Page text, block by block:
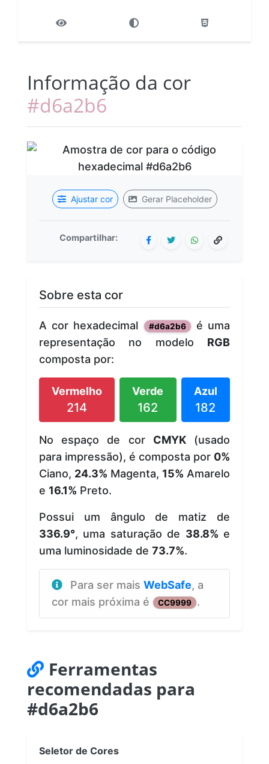
Informação da cor
#d6a2b6
Ajustar cor Gerar Placeholder
Compartilhar:
Sobre esta cor
A cor hexadecimal #d6a2b6 é uma
representação no modelo RGB
composta por:
Vermelho
214
Verde
162
Azul
182
No espaço de cor CMYK(usado
para impressão), é composta por 0%
Ciano, 24.3% Magenta, 15% Amarelo
e 16.1% Preto.
Possui um ângulo de matiz de
336.9°, uma saturação de 38.8% e
uma luminosidade de 73.7%.
Para ser mais WebSafe, a
cor mais próxima é
CC9999 .
Ferramentas
recomendadas para
#d6a2b6
Seletor de Cores